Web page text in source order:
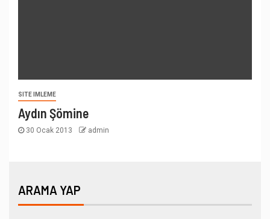
SITE IMLEME
Aydın Şömine
30 Ocak 2013 admin
ARAMA YAP